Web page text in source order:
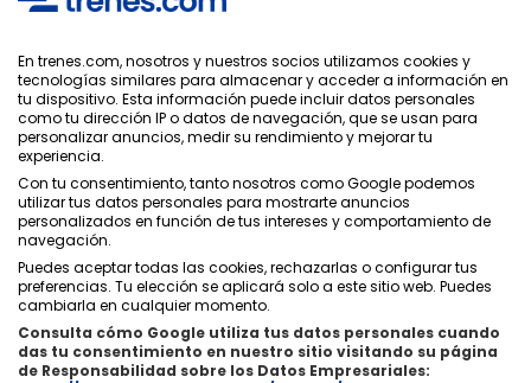
Política de Privacidad
Condiciones Generales
Política de Cookies
Aviso Legal
Quiénes Somos ixigo
Copyright © Trenes.com. Todos los derechos reservados.
En trenes.com, nosotros y nuestros socios utilizamos cookies y
tecnologías similares para almacenar y acceder a información en
tu dispositivo. Esta información puede incluir datos personales
como tu dirección IP o datos de navegación, que se usan para
personalizar anuncios, medir su rendimiento y mejorar tu
experiencia.
Con tu consentimiento, tanto nosotros como Google podemos
utilizar tus datos personales para mostrarte anuncios
personalizados en función de tus intereses y comportamiento de
navegación.
Puedes aceptar todas las cookies, rechazarlas o configurar tus
preferencias. Tu elección se aplicará solo a este sitio web. Puedes
cambiarla en cualquier momento.
Consulta cómo Google utiliza tus datos personales cuando
das tu consentimiento en nuestro sitio visitando su página
de Responsabilidad sobre los Datos Empresariales: